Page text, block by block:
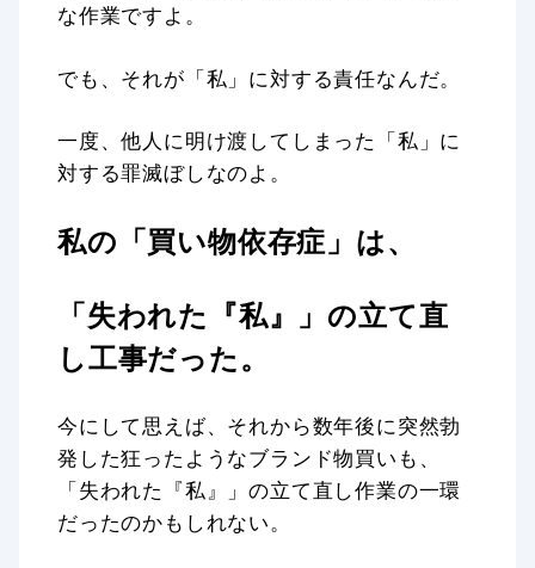
な作業ですよ。
でも、それが「私」に対する責任なんだ。
一度、他人に明け渡してしまった「私」に
対する罪滅ぼしなのよ。
私の「買い物依存症」は、
「失われた『私』」の立て直
し工事だった。
今にして思えば、それから数年後に突然勃
発した狂ったようなブランド物買いも、
「失われた『私』」の立て直し作業の一環
だったのかもしれない。